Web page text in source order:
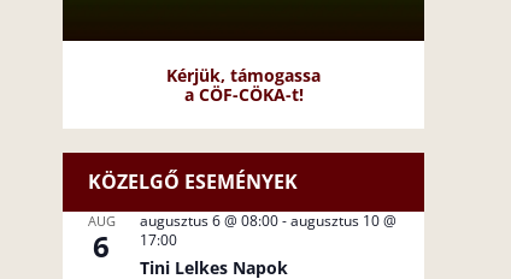
Kérjük, támogassa
a CÖF-CÖKA-t!
KÖZELGŐ ESEMÉNYEK
AUG
6
augusztus 6 @ 08:00-augusztus 10 @
17:00
Tini Lelkes Napok